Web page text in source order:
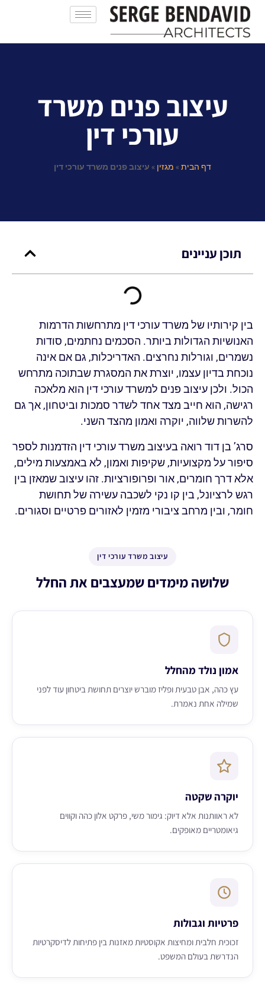
עיצוב פנים משרד
עורכי דין
דף הבית » מגזין » עיצוב פנים משרד עורכי דין
תוכן עניינים
בין קירותיו של משרד עורכי דין מתרחשות הדרמות
האנושיות הגדולות ביותר. הסכמים נחתמים, סודות
נשמרים, וגורלות נחרצים. האדריכלות, גם אם אינה
נוכחת בדיון עצמו, יוצרת את המסגרת שבתוכה מתרחש
הכול. ולכן עיצוב פנים למשרד עורכי דין הוא מלאכה
רגישה, הוא חייב מצד אחד לשדר סמכות וביטחון, אך גם
להשרות שלווה, יוקרה ואמון מהצד השני.
סרג’ בן דוד רואה בעיצוב משרד עורכי דין הזדמנות לספר
סיפור על מקצועיות, שקיפות ואמון, לא באמצעות מילים,
אלא דרך חומרים, אור ופרופורציות. זהו עיצוב שמאזן בין
רגש לרציונל, בין קו נקי לשכבה עשירה של תחושת
חומר, ובין מרחב ציבורי מזמין לאזורים פרטיים וסגורים.
עיצוב משרד עורכי דין
שלושה מימדים שמעצבים את החלל
אמון נולד מהחלל
עץ כהה, אבן טבעית ופליז מוברש יוצרים תחושת ביטחון עוד לפני
שמילה אחת נאמרת.
יוקרה שקטה
לא ראוותנות אלא דיוק: גימור משי, פרקט אלון כהה וקווים
גיאומטריים מאופקים.
פרטיות וגבולות
זכוכית חלבית ומחיצות אקוסטיות מאזנות בין פתיחות לדיסקרטיות
הנדרשת בעולם המשפט.